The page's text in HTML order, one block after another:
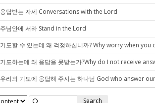
응답받는 자세 Conversations with the Lord
주님안에 서라 Stand in the Lord
기도할 수 있는데 왜 걱정하십니까? Why worry when you
기도하는데 왜 응답을 못받는가?Why do I not receive
우리의 기도에 응답해 주시는 하나님 God who answer
Search